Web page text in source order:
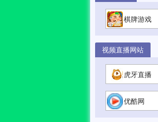
棋牌游戏
视频直播网站
虎牙直播
优酷网